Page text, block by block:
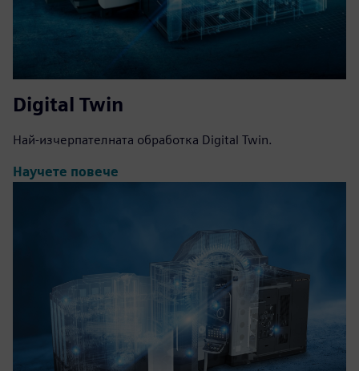
Digital Twin
Най-изчерпателната обработка Digital Twin.
Научете повече